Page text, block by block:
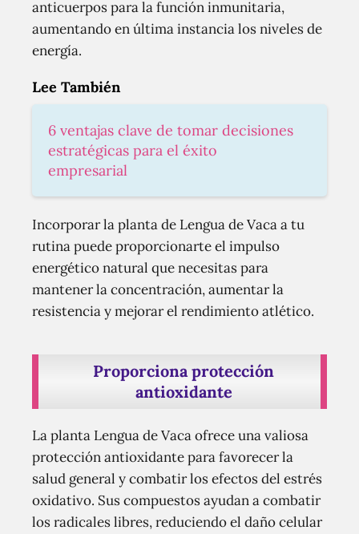
anticuerpos para la función inmunitaria,
aumentando en última instancia los niveles de
energía.
Lee También
6 ventajas clave de tomar decisiones
estratégicas para el éxito
empresarial
Incorporar la planta de Lengua de Vaca a tu
rutina puede proporcionarte el impulso
energético natural que necesitas para
mantener la concentración, aumentar la
resistencia y mejorar el rendimiento atlético.
Proporciona protección
antioxidante
La planta Lengua de Vaca ofrece una valiosa
protección antioxidante para favorecer la
salud general y combatir los efectos del estrés
oxidativo. Sus compuestos ayudan a combatir
los radicales libres, reduciendo el daño celular